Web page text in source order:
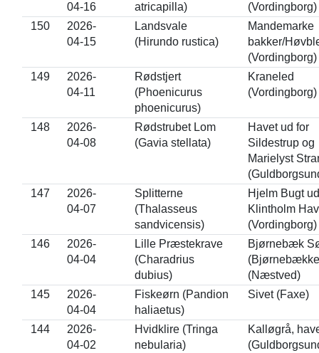
04-16
atricapilla)
(Vordingborg)
150
2026-
04-15
Landsvale
(Hirundo rustica)
Mandemarke
bakker/
(Vordingborg)
149
2026-
04-11
Rødstjert
(Phoenicurus
phoenicurus)
Kraneled
(Vordingborg)
148
2026-
04-08
Rødstrubet Lom
(Gavia stellata)
Havet ud for
Sildestrup og
Marielyst
147
2026-
04-07
Splitterne
(Thalasseus
sandvicensis)
Hjelm Bugt
Klintholm
(Vordingborg)
146
2026-
04-04
Lille Præstekrave
(Charadrius
dubius)
Bjørnebæk
(Næstved)
145
2026-
04-04
Fiskeørn (Pandion
haliaetus)
Sivet (Faxe)
144
2026-
04-02
Hvidklire (Tringa
nebularia)
Kalløgrå,